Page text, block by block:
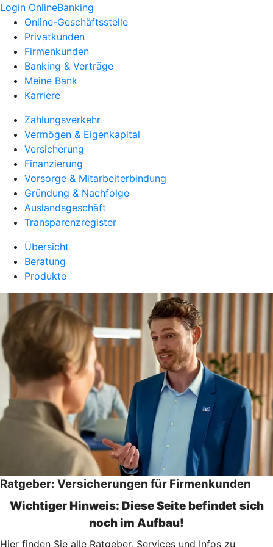
Login OnlineBanking
Online-Geschäftsstelle
Privatkunden
Firmenkunden
Banking & Verträge
Meine Bank
Karriere
Zahlungsverkehr
Vermögen & Eigenkapital
Versicherung
Finanzierung
Vorsorge & Mitarbeiterbindung
Gründung & Nachfolge
Auslandsgeschäft
Transparenzregister
Übersicht
Beratung
Produkte
Ratgeber: Versicherungen für Firmenkunden
Wichtiger Hinweis: Diese Seite befindet sich
noch im Aufbau!
Hier finden Sie alle Ratgeber, Services und Infos zu